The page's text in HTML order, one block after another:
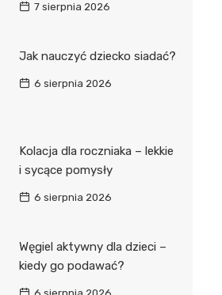
7 sierpnia 2026
Jak nauczyć dziecko siadać?
6 sierpnia 2026
Kolacja dla roczniaka – lekkie
i sycące pomysły
6 sierpnia 2026
Węgiel aktywny dla dzieci –
kiedy go podawać?